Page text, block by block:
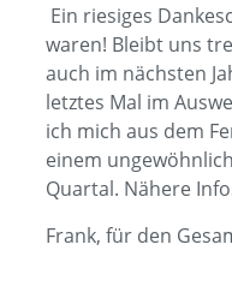
Ein riesiges
waren! Bleibt uns
auch im nächsten
letztes Mal im
ich mich aus dem
einem
Quartal. Nähere
Frank, für den